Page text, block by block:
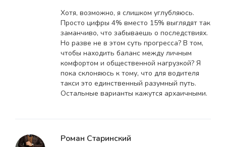
Хотя, возможно, я слишком углубляюсь.
Просто цифры 4% вместо 15% выглядят так
заманчиво, что забываешь о последствиях.
Но разве не в этом суть прогресса? В том,
чтобы находить баланс между личным
комфортом и общественной нагрузкой? Я
пока склоняюсь к тому, что для водителя
такси это единственный разумный путь.
Остальные варианты кажутся архаичными.
Роман Старинский